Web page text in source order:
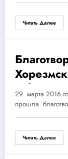
Читать Далее
30.03.2016
«Sharq
29 марта 2016
прошла
Читать Далее